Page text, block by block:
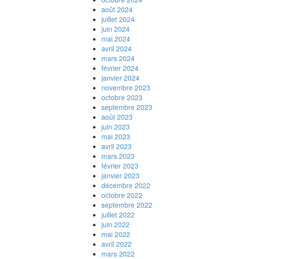
août 2024
juillet 2024
juin 2024
mai 2024
avril 2024
mars 2024
février 2024
janvier 2024
novembre 2023
octobre 2023
septembre 2023
août 2023
juin 2023
mai 2023
avril 2023
mars 2023
février 2023
janvier 2023
décembre 2022
octobre 2022
septembre 2022
juillet 2022
juin 2022
mai 2022
avril 2022
mars 2022